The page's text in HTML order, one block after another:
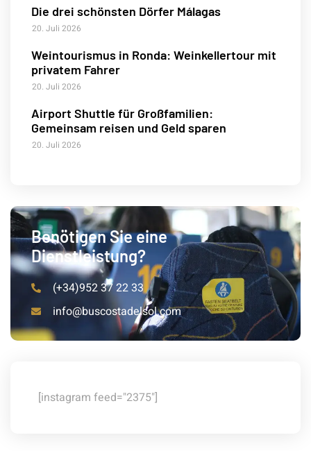
Die drei schönsten Dörfer Málagas
20. Juli 2026
Weintourismus in Ronda: Weinkellertour mit
privatem Fahrer
20. Juli 2026
Airport Shuttle für Großfamilien:
Gemeinsam reisen und Geld sparen
20. Juli 2026
Benötigen Sie eine
Dienstleistung?
(+34)952 37 22 33
info@buscostadelsol.com
[instagram feed="2375"]